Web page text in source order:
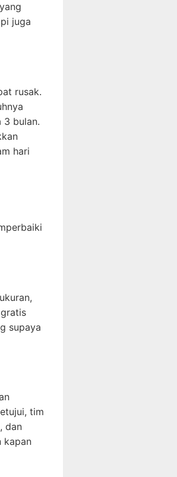
juga
rusak.
3 bulan.
hari
supaya
tim
dan
kapan